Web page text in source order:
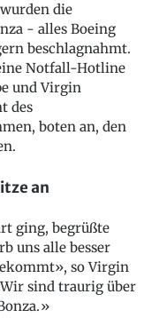
die
- alles Boeing
beschlagnahmt.
Notfall-Hotline
und Virgin
des
boten an, den
an
ging, begrüßte
uns alle besser
so Virgin
sind traurig über